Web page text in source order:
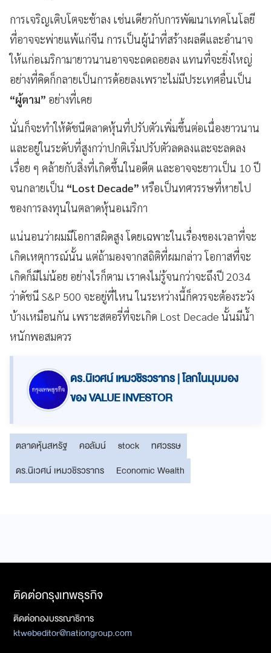
การเจริญเติบโตจะช้าลง เช่นเดียวกับการพัฒนาเทคโนโลยี
ที่อาจจะพ่ายแพ้แก่จีน การเป็นผู้นำที่สร้างผลดีและอำนาจ
ให้แก่อเมริกามายาวนานอาจจะถดถอยลง แทนที่จะยิ่งใหญ่
อย่างที่คิดก็กลายเป็นการด้อยลงเพราะไม่มีประเทศอื่นเป็น
“ผู้ตาม” อย่างที่เคย
นั่นก็จะทำให้ดัชนีตลาดหุ้นที่ปรับตัวเพิ่มขึ้นต่อเนื่องยาวนาน
และอยู่ในระดับที่สูงกว่าปกติเริ่มปรับตัวลดลงและจะลดลง
เรื่อย ๆ คล้ายกับสิ่งที่เกิดขึ้นในอดีต และอาจจะยาวเป็น 10 ปี
จนกลายเป็น “Lost Decade” หรือเป็นทศวรรษที่หายไป
ของการลงทุนในตลาดหุ้นอเมริกา
แน่นอนว่าผมมีโอกาสผิดสูง โดยเฉพาะในเรื่องของเวลาที่จะ
เกิดเหตุการณ์นั้น แต่ถ้ามองจากสถิติที่ผมกล่าว โอกาสที่จะ
เกิดก็มีไม่น้อย อย่างไรก็ตาม เราคงไม่รู้จนกว่าจะถึงปี 2034
ว่าดัชนี S&P 500 จะอยู่ที่ไหน ในระหว่างนี้ก็ควรจะต้องระวัง
บ้างเหมือนกัน เพราะสตอรี่ที่จะเกิด Lost Decade นั้นมีน้ำ
หนักพอสมควร
ดร.นิเวศน์ เหมวชิรวรากร | โลกในมุมมอง
ของ VALUE INVESTOR
ตลาดหุ้นสหรัฐ คอลัมน์ stock
ทศวรรษ
ดร.นิเวศน์ เหมวชิรวรากร
Economic Wealth
ติดต่อกรุงเทพธุรกิจ
ติดต่อกองบรรณาธิการ
ktwebeditor@nationgroup.com